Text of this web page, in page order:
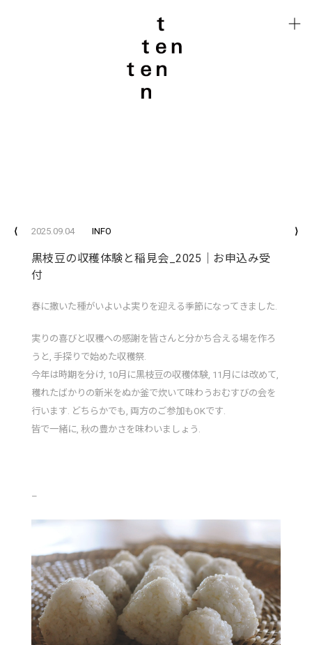
⟨ 2025.09.04 INFO
黒枝豆の収穫体験と稲見会_2025｜お申込み受
付
春に撒いた種がいよいよ実りを迎える季節になってきました.
実りの喜びと収穫への感謝を皆さんと分かち合える場を作ろ
うと, 手探りで始めた収穫祭.
今年は時期を分け, 10月に黒枝豆の収穫体験, 11月には改めて,
穫れたばかりの新米をぬか釜で炊いて味わうおむすびの会を
行います. どちらかでも, 両方のご参加もOKです.
皆で一緒に, 秋の豊かさを味わいましょう.
–
⟩